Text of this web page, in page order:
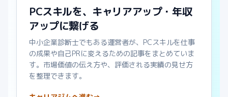
PCスキルを、キャリアアップ・年収
アップに繋げる
中小企業診断士でもある運営者が、PCスキルを仕事
の成果や自己PRに変えるための記事をまとめていま
す。市場価値の伝え方や、評価される実績の見せ方
を整理できます。